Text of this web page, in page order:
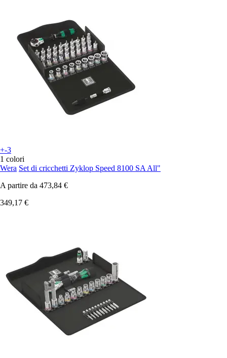
+-3
1 colori
Wera Set di cricchetti Zyklop Speed 8100 SA All"
A partire da 473,84 €
349,17 €